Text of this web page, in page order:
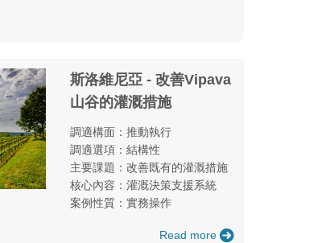
斯洛維尼亞 - 改善Vipava
山谷的灌溉措施
調適構面：推動執行
調適選項：結構性
主要課題：改善既有的灌溉措施
核心內容：灌溉決策支援系統
案例性質：實務操作
Read more